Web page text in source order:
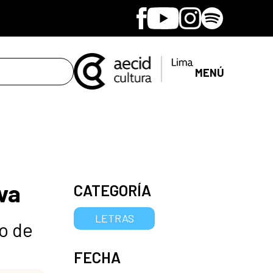
Facebook
YoutubeInstagram
Spotify
MENÚ
de
CATEGORÍA
LETRAS
FECHA